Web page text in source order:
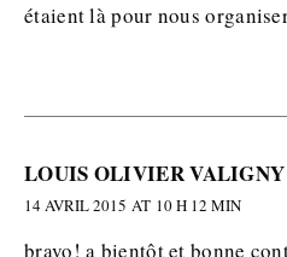
étaient là pour nous
LOUIS OLIVIER VALIGNY
14 AVRIL 2015 AT 10 H 12 MIN
bravo! a bientôt et bonne